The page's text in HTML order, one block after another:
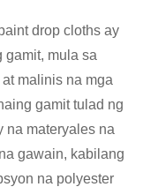
drop cloths ay
gamit, mula sa
malinis na mga
gamit tulad ng
na materyales na
gawain, kabilang
na polyester